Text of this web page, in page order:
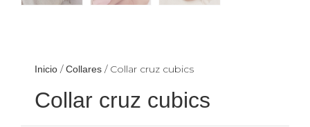
Inicio /Collares / Collar cruz cubics
Collar cruz cubics